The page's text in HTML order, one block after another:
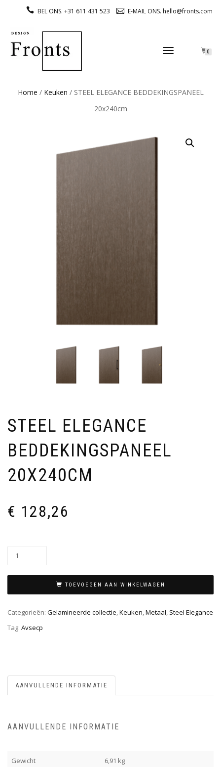
BEL ONS. +31 611 431 523 E-MAIL ONS. hello@fronts.com
TOGGLE
0
Home / Keuken / STEEL ELEGANCE BEDDEKINGSPANEEL
20x240cm
STEEL ELEGANCE
BEDDEKINGSPANEEL
20X240CM
€ 128,26
TOEVOEGEN AAN WINKELWAGEN
Categorieën: Gelamineerde collectie,Keuken,Metaal, Steel Elegance
Tag: Avsecp
AANVULLENDE INFORMATIE
AANVULLENDE INFORMATIE
Gewicht 6,91 kg